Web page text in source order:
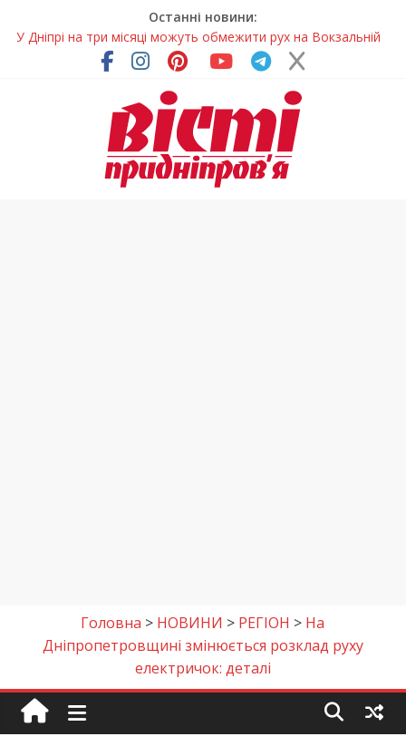
Останні новини:
Письменниця з Покрова продовжує підкорювати українські
та міжнародні творчі вершини
У Дніпрі повністю оновили один із найзавантаженіших
Педагоги Дніпропетровщини увійшли до числа найкращих
учителів України
У прифронтовій громаді Дніпропетровщини планують
суттєво підвищити тарифи на воду
Головна > НОВИНИ > РЕГІОН > На
Дніпропетровщині змінюється розклад руху
електричок: деталі